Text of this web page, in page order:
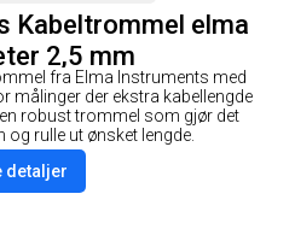
Kabeltrommel elma
2,5 mm
fra Elma Instruments med
målinger der ekstra kabellengde
robust trommel som gjør det
og rulle ut ønsket lengde.
detaljer